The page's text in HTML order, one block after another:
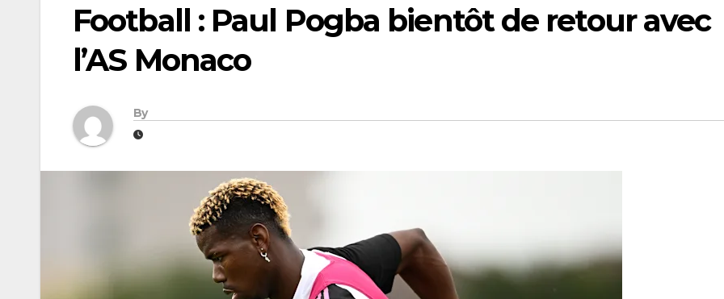
Football : Paul Pogba bientôt de retour avec
l’AS Monaco
By